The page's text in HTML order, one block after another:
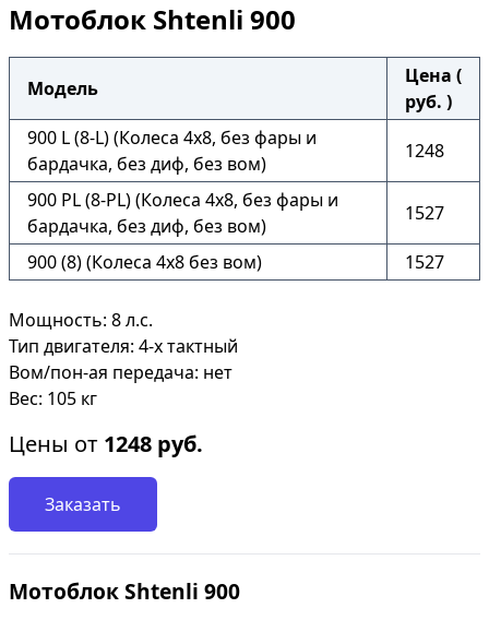
Мотоблок Shtenli 900
Модель
Цена (
руб. )
900 L (8-L) (Колеса 4х8, без фары и
бардачка, без диф, без вом)
1248
900 PL (8-PL) (Колеса 4х8, без фары и
бардачка, без диф, без вом)
1527
900 (8) (Колеса 4х8 без вом) 1527
Мощность: 8 л.с.
Тип двигателя: 4-х тактный
Вом/пон-ая передача: нет
Вес: 105 кг
Цены от 1248 руб.
Заказать
Мотоблок Shtenli 900